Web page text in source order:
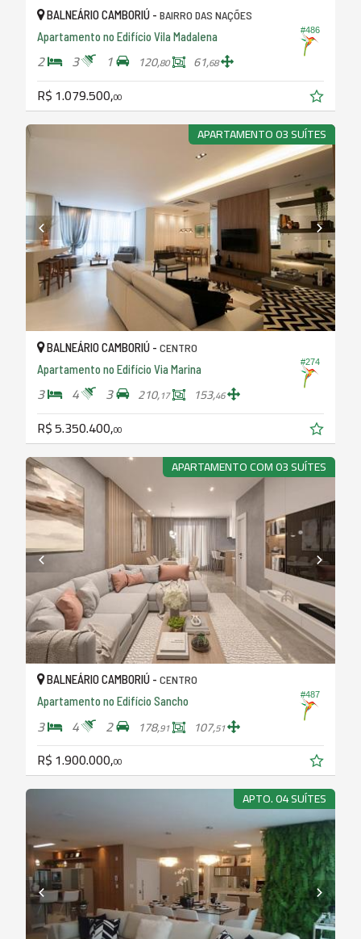
#486
BALNEÁRIO CAMBORIÚ - BAIRRO DAS NAÇÕES
Apartamento no Edifício Vila Madalena
2 3 1 120,80 61,68
R$ 1.079.500,00
APARTAMENTO 03 SUÍTES
#274
BALNEÁRIO CAMBORIÚ - CENTRO
Apartamento no Edifício Via Marina
3 4 3 210,17 153,46
R$ 5.350.400,00
APARTAMENTO COM 03 SUÍTES
#487
BALNEÁRIO CAMBORIÚ - CENTRO
Apartamento no Edifício Sancho
3 4 2 178,91 107,51
R$ 1.900.000,00
APTO. 04 SUÍTES